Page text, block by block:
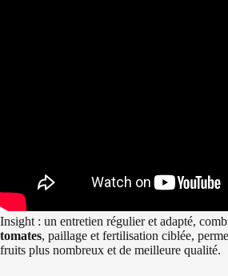
Insight : un entretien régulier et adapté,
tomates, paillage et fertilisation ciblée,
fruits plus nombreux et de meilleure qualité.